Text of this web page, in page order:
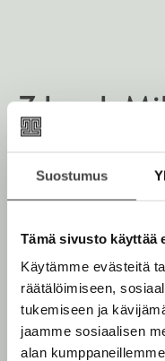
Suostumus
Tämä sivusto käyttää
Käytämme evästeitä
räätälöimiseen,
tukemiseen ja
jaamme sosiaalisen
alan
Zdenek
Lue lisää tekijästä
d
e
M
i
l
e
r